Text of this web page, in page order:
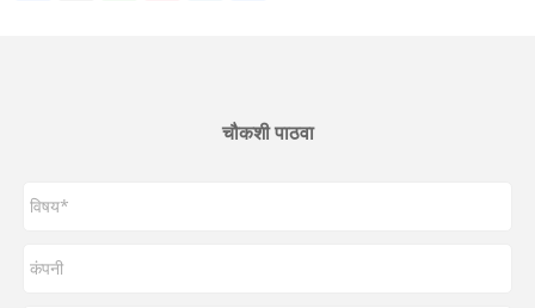
चौकशी पाठवा